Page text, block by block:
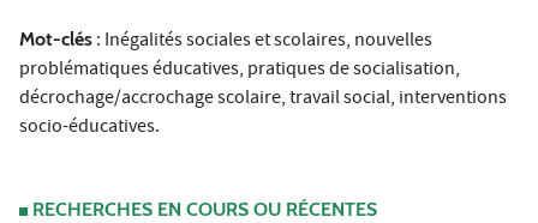
Mot-clés : Inégalités sociales et scolaires, nouvelles
problématiques éducatives, pratiques de socialisation,
décrochage/accrochage scolaire, travail social, interventions
socio-éducatives.
RECHERCHES EN COURS OU RÉCENTES